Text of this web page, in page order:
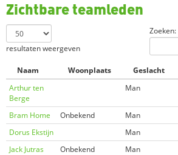
Zichtbare teamleden
resultaten weergeven
Zoeken:
Naam Woonplaats Geslacht
Arthur ten
Berge
Man
Bram Home Onbekend Man
Dorus Ekstijn
Man
Jack Jutras
Onbekend Man